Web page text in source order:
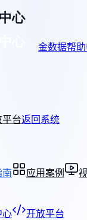
金数据帮
台返回系统
应用案例
心 开放平台